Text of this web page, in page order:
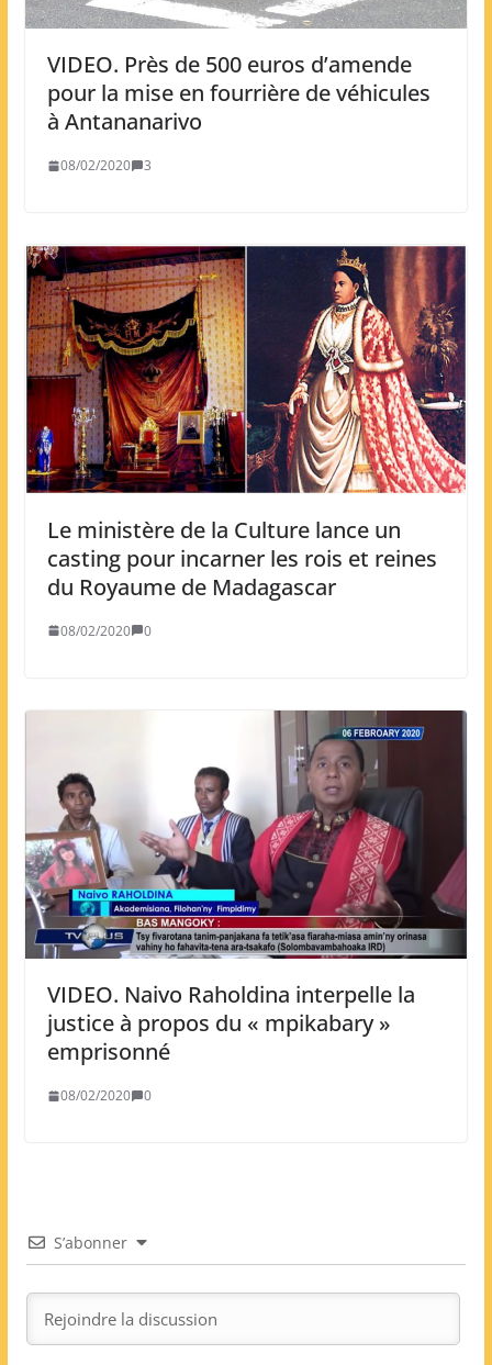
VIDEO. Près de 500 euros d’amende
pour la mise en fourrière de véhicules
à Antananarivo
08/02/2020 3
Le ministère de la Culture lance un
casting pour incarner les rois et reines
du Royaume de Madagascar
08/02/2020 0
VIDEO. Naivo Raholdina interpelle la
justice à propos du « mpikabary »
emprisonné
08/02/2020 0
S’abonner